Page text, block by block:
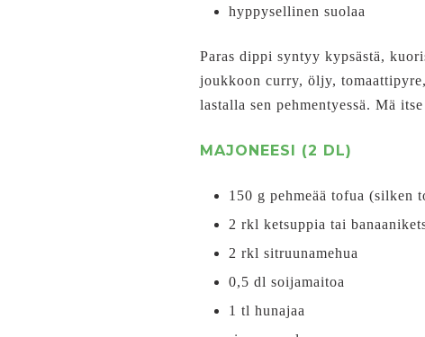
hyppysellinen suolaa
Paras dippi syntyy kypsästä,
joukkoon curry, öljy,
lastalla sen pehmentyessä. Mä
MAJONEESI (2 DL)
150 g pehmeää tofua (silken
2 rkl ketsuppia tai
2 rkl sitruunamehua
0,5 dl soijamaitoa
1 tl hunajaa